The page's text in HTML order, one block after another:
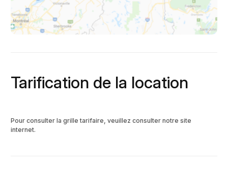
Tarification de la location
Pour consulter la grille tarifaire, veuillez consulter notre site
internet.